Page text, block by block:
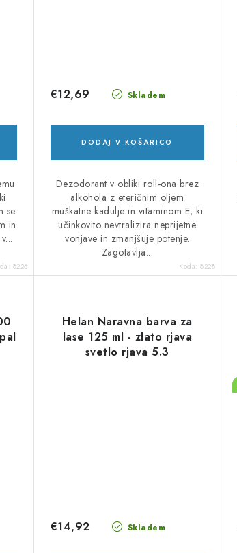
se
in
8226
Skladem
€12,69
DODAJ V KOŠARICO
Dezodorant v obliki roll-ona brez
alkohola z eteričnim oljem
muškatne kadulje in vitaminom E, ki
učinkovito nevtralizira neprijetne
vonjave in zmanjšuje potenje.
Zagotavlja...
Koda:8228
Helan Naravna barva za
lase 125 ml - zlato rjava
svetlo rjava 5.3
Skladem
€14,92